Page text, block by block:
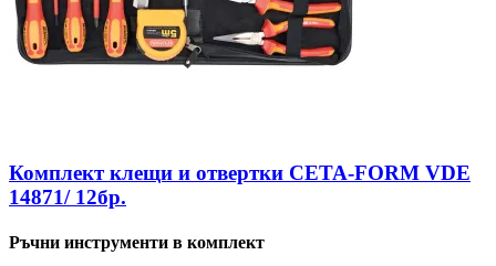
Комплект клещи и отвертки CETA-FORM VDE
14871/ 12бр.
Ръчни инструменти в комплект